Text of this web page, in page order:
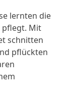
lernten die
pflegt. Mit
schnitten
pflückten